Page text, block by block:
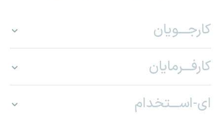
کارجـــویان
کارفـــرمایان
ای-اســـتخدام